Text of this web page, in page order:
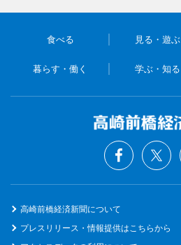
食べる 見る・遊ぶ
暮らす・働く 学ぶ・知る
高崎前橋経済新聞について
プレスリリース・情報提供はこちらから